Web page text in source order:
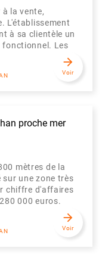
la vente,
L'établissement
à sa clientèle un
fonctionnel. Les
arrow_forward
Voir
proche mer
mètres de la
sur une zone très
chiffre d'affaires
000 euros.
arrow_forward
Voir